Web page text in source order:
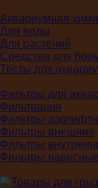
Аквариумная
Для воды
Для растений
Средства для
Тесты для
Фильтры для
Фильтрация
Фильтры
Фильтры внешние
Фильтры
Фильтры навесные